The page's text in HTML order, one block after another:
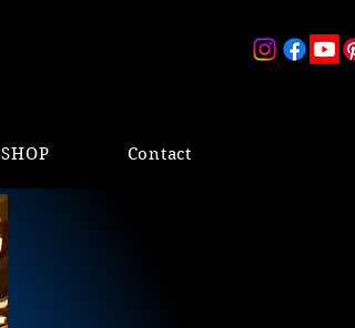
SHOP Contact